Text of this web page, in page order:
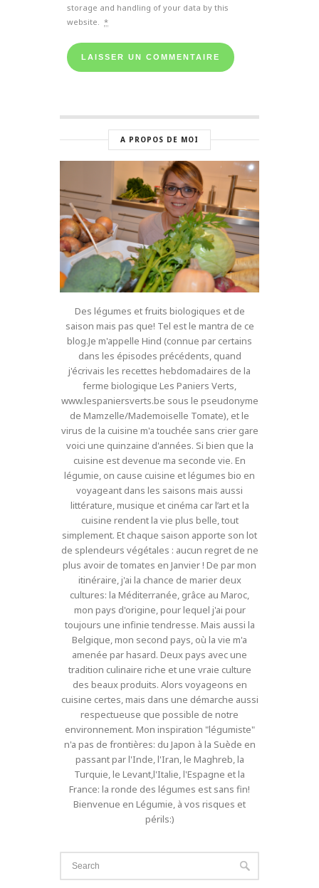
storage and handling of your data by this
website.
*
A PROPOS DE MOI
Des légumes et fruits biologiques et de
saison mais pas que! Tel est le mantra de ce
blog.Je m'appelle Hind (connue par certains
dans les épisodes précédents, quand
j'écrivais les recettes hebdomadaires de la
ferme biologique Les Paniers Verts,
www.lespaniersverts.be sous le pseudonyme
de Mamzelle/Mademoiselle Tomate), et le
virus de la cuisine m'a touchée sans crier gare
voici une quinzaine d'années. Si bien que la
cuisine est devenue ma seconde vie. En
légumie, on cause cuisine et légumes bio en
voyageant dans les saisons mais aussi
littérature, musique et cinéma car l’art et la
cuisine rendent la vie plus belle, tout
simplement. Et chaque saison apporte son lot
de splendeurs végétales : aucun regret de ne
plus avoir de tomates en Janvier ! De par mon
itinéraire, j'ai la chance de marier deux
cultures: la Méditerranée, grâce au Maroc,
mon pays d'origine, pour lequel j'ai pour
toujours une infinie tendresse. Mais aussi la
Belgique, mon second pays, où la vie m'a
amenée par hasard. Deux pays avec une
tradition culinaire riche et une vraie culture
des beaux produits. Alors voyageons en
cuisine certes, mais dans une démarche aussi
respectueuse que possible de notre
environnement. Mon inspiration "légumiste"
n'a pas de frontières: du Japon à la Suède en
passant par l'Inde, l'Iran, le Maghreb, la
Turquie, le Levant,l'Italie, l'Espagne et la
France: la ronde des légumes est sans fin!
Bienvenue en Légumie, à vos risques et
périls:)